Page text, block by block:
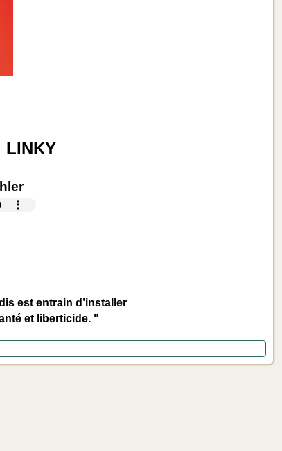
LINKY
est entrain d’installer
et liberticide. "